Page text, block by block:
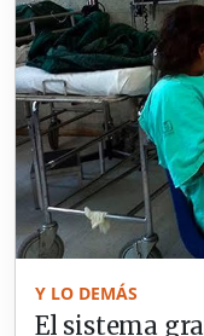
Y LO DEMÁS
El sistema